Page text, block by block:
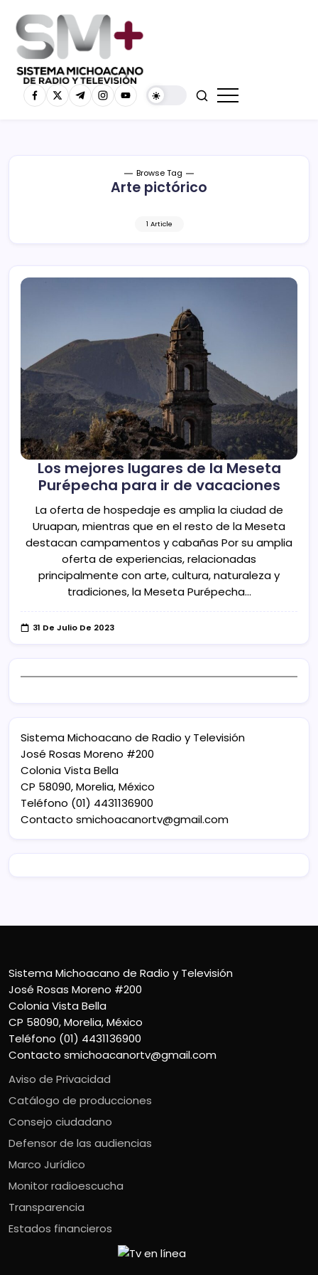
Browse Tag
Arte pictórico
1 Article
Los mejores lugares de la Meseta
Purépecha para ir de vacaciones
La oferta de hospedaje es amplia la ciudad de
Uruapan, mientras que en el resto de la Meseta
destacan campamentos y cabañas Por su amplia
oferta de experiencias, relacionadas
principalmente con arte, cultura, naturaleza y
tradiciones, la Meseta Purépecha…
31 De Julio De 2023
Sistema Michoacano de Radio y Televisión
José Rosas Moreno #200
Colonia Vista Bella
CP 58090, Morelia, México
Teléfono (01) 4431136900
Contacto smichoacanortv@gmail.com
Sistema Michoacano de Radio y Televisión
José Rosas Moreno #200
Colonia Vista Bella
CP 58090, Morelia, México
Teléfono (01) 4431136900
Contacto smichoacanortv@gmail.com
Aviso de Privacidad
Catálogo de producciones
Consejo ciudadano
Defensor de las audiencias
Marco Jurídico
Monitor radioescucha
Transparencia
Estados financieros